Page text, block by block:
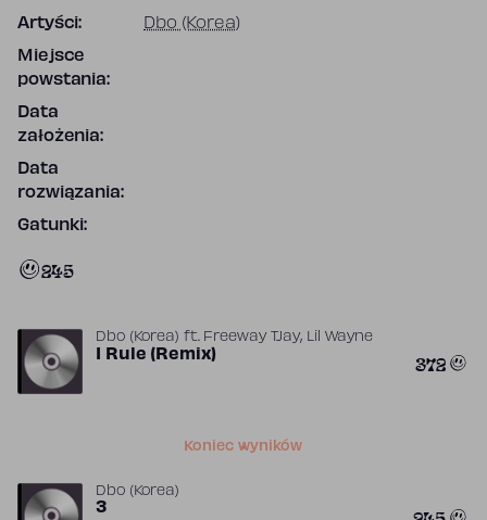
Artyści: Dbo (Korea)
Miejsce
powstania:
Data
założenia:
Data
rozwiązania:
Gatunki:
245
Dbo (Korea) ft. Freeway TJay, Lil Wayne
I Rule (Remix) 372
Koniec wyników
Dbo (Korea)
3